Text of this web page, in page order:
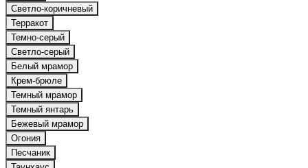
Светло-коричневый
Терракот
Темно-серый
Светло-серый
Белый мрамор
Крем-брюле
Темный мрамор
Темный янтарь
Бежевый мрамор
Огония
Песчаник